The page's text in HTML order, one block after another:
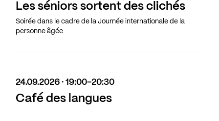
Les séniors sortent des clichés
Soirée dans le cadre de la Journée internationale de la
personne âgée
24.09.2026 · 19:00-20:30
Café des langues